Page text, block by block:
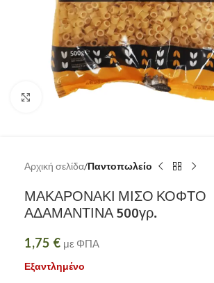
Κάντε κλικ για μεγέθυνση
Αρχική σελίδα Παντοπωλείο
ΜΑΚΑΡΟΝΑΚΙ ΜΙΣΟ ΚΟΦΤΟ
ΑΔΑΜΑΝΤΙΝΑ 500γρ.
1,75 € με ΦΠΑ
Εξαντλημένο